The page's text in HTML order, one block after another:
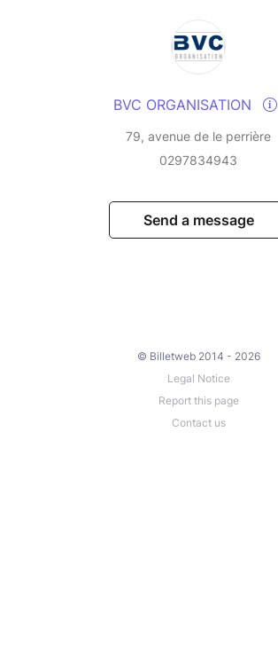
BVC ORGANISATION
79, avenue de le perrière
0297834943
Send a message
© Billetweb 2014 - 2026
Legal Notice
Report this page
Contact us